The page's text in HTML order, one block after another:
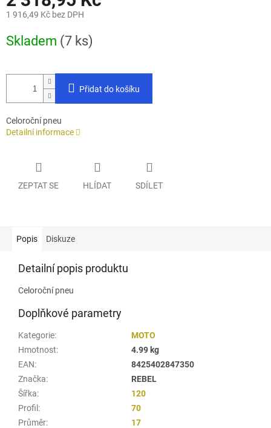
1 916,49 Kč bez DPH
cena:
Skladem (7 ks)
Přidat do košíku
Celoroční pneu
Detailní informace
ZEPTAT SE HLÍDAT SDÍLET
Popis Diskuze
Detailní popis produktu
Celoroční pneu
Doplňkové parametry
Kategorie:
MOTO
Hmotnost:
4.99 kg
EAN:
8425402847350
Značka:
REBEL
Šířka:
120
Profil :
70
Průměr:
17